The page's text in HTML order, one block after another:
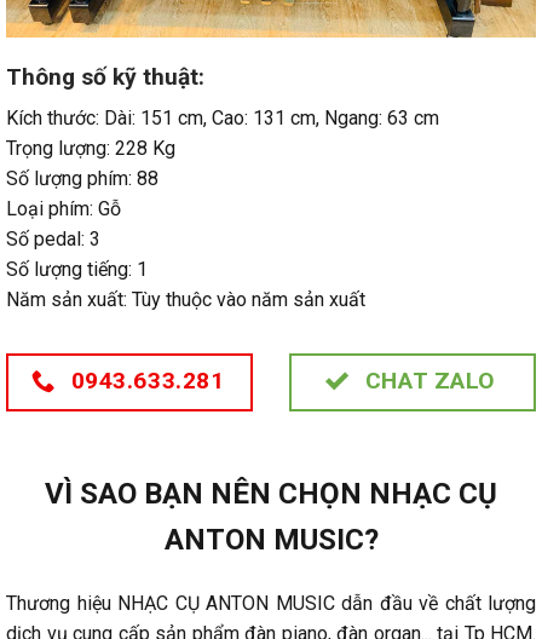
Thông số kỹ thuật:
Kích thước: Dài: 151 cm, Cao: 131 cm, Ngang: 63 cm
Trọng lượng: 228 Kg
Số lượng phím: 88
Loại phím: Gỗ
Số pedal: 3
Số lượng tiếng: 1
Năm sản xuất: Tùy thuộc vào năm sản xuất
0943.633.281 CHAT ZALO
VÌ SAO BẠN NÊN CHỌN NHẠC CỤ
ANTON MUSIC?
Thương hiệu NHẠC CỤ ANTON MUSIC dẫn đầu về chất lượng
dịch vụ cung cấp sản phẩm đàn piano, đàn organ... tại Tp HCM.